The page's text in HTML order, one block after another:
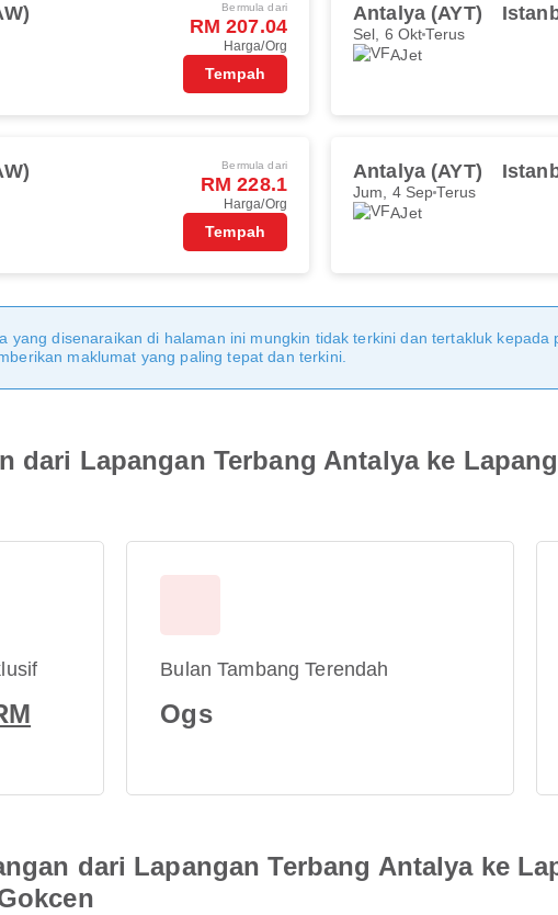
Bermula dari
RM 207.04
Harga/Org
Tempah
Antalya (AYT)
Sel, 6 OktTerus
AJet
Bermula dari
RM 228.1
Harga/Org
Tempah
Antalya (AYT)
Jum, 4 SepTerus
AJet
yang disenaraikan di halaman ini mungkin tidak terkini dan tertakluk kepada
maklumat yang paling tepat dan terkini.
dari Lapangan Terbang Antalya ke
Bulan Tambang Terendah
Ogs
dari Lapangan Terbang Antalya ke